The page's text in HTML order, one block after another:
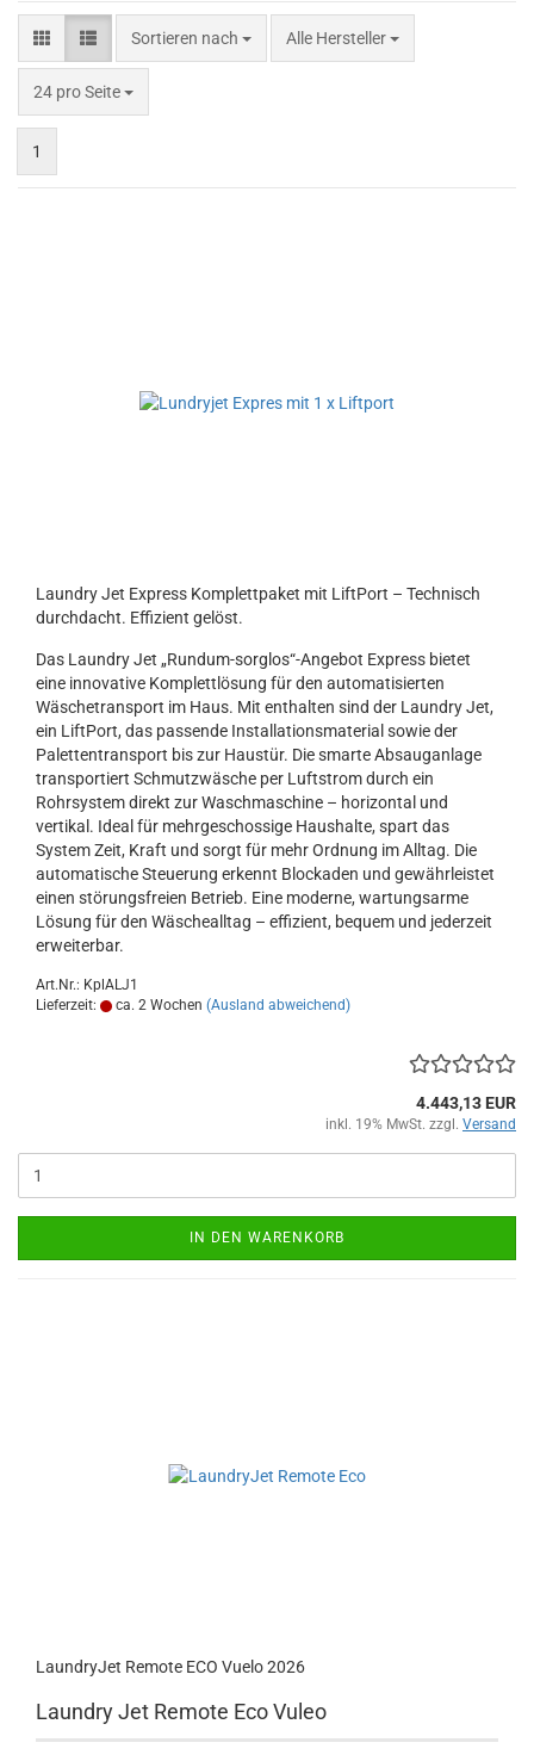
Sortieren nach
Sortieren nach Alle Hersteller
24 pro Seite
pro Seite
1
Laundry Jet Express Komplettpaket mit LiftPort – Technisch
durchdacht. Effizient gelöst.
Das Laundry Jet „Rundum-sorglos“-Angebot Express bietet
eine innovative Komplettlösung für den automatisierten
Wäschetransport im Haus. Mit enthalten sind der Laundry Jet,
ein LiftPort, das passende Installationsmaterial sowie der
Palettentransport bis zur Haustür. Die smarte Absauganlage
transportiert Schmutzwäsche per Luftstrom durch ein
Rohrsystem direkt zur Waschmaschine – horizontal und
vertikal. Ideal für mehrgeschossige Haushalte, spart das
System Zeit, Kraft und sorgt für mehr Ordnung im Alltag. Die
automatische Steuerung erkennt Blockaden und gewährleistet
einen störungsfreien Betrieb. Eine moderne, wartungsarme
Lösung für den Wäschealltag – effizient, bequem und jederzeit
erweiterbar.
Art.Nr.: KplALJ1
Lieferzeit:
ca. 2 Wochen (Ausland abweichend)
4.443,13 EUR
inkl. 19% MwSt. zzgl. Versand
IN DEN WARENKORB
LaundryJet Remote ECO Vuelo 2026
Laundry Jet Remote Eco Vuleo